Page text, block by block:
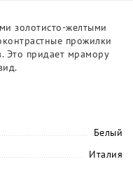
золотисто-желтыми
прожилки
Это придает мрамору
Белый
Италия